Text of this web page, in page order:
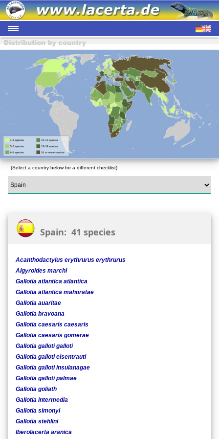
(Select a country below for a different checklist)
Spain: 41 species
Acanthodactylus erythrurus erythrurus
Algyroides marchi
Gallotia atlantica atlantica
Gallotia atlantica mahoratae
Gallotia auaritae
Gallotia bravoana
Gallotia caesaris caesaris
Gallotia caesaris gomerae
Gallotia galloti galloti
Gallotia galloti eisentrauti
Gallotia galloti insulanagae
Gallotia galloti palmae
Gallotia goliath
Gallotia intermedia
Gallotia simonyi
Gallotia stehlini
Iberolacerta aranica